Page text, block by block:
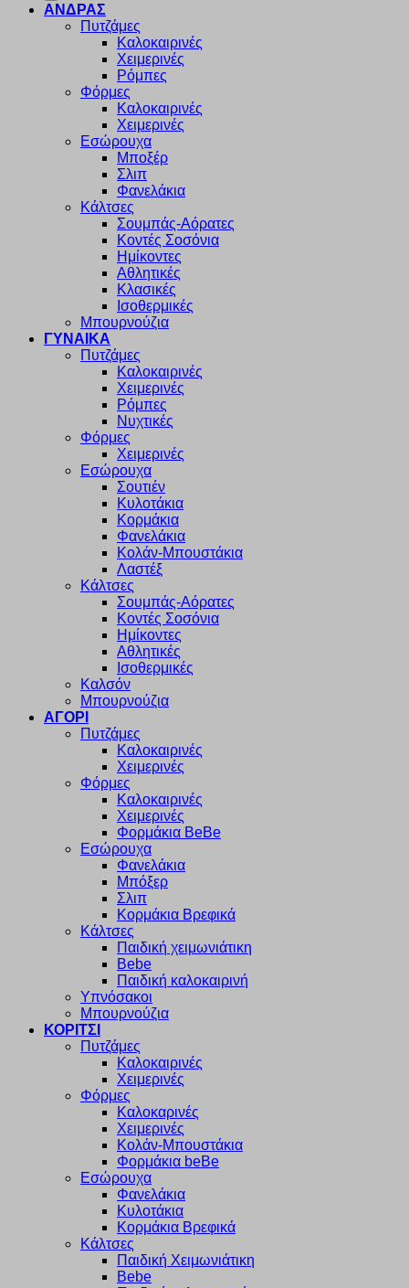
ΑΝΔΡΑΣ
Πυτζάμες
Καλοκαιρινές
Χειμερινές
Ρόμπες
Φόρμες
Καλοκαιρινές
Χειμερινές
Εσώρουχα
Μποξέρ
Σλιπ
Φανελάκια
Κάλτσες
Σουμπάς-Αόρατες
Κοντές Σοσόνια
Ημίκοντες
Αθλητικές
Κλασικές
Ισοθερμικές
Μπουρνούζια
ΓΥΝΑΙΚΑ
Πυτζάμες
Καλοκαιρινές
Χειμερινές
Ρόμπες
Νυχτικές
Φόρμες
Χειμερινές
Εσώρουχα
Σουτιέν
Κυλοτάκια
Κορμάκια
Φανελάκια
Κολάν-Μπουστάκια
Λαστέξ
Κάλτσες
Σουμπάς-Αόρατες
Κοντές Σοσόνια
Ημίκοντες
Αθλητικές
Ισοθερμικές
Καλσόν
Μπουρνούζια
ΑΓΟΡΙ
Πυτζάμες
Καλοκαιρινές
Χειμερινές
Φόρμες
Καλοκαιρινές
Χειμερινές
Φορμάκια BeBe
Εσώρουχα
Φανελάκια
Μπόξερ
Σλιπ
Κορμάκια Βρεφικά
Κάλτσες
Παιδική χειμωνιάτικη
Bebe
Παιδική καλοκαιρινή
Υπνόσακοι
Μπουρνούζια
ΚΟΡΙΤΣΙ
Πυτζάμες
Καλοκαιρινές
Χειμερινές
Φόρμες
Καλοκαρινές
Χειμερινές
Κολάν-Μπουστάκια
Φορμάκια beBe
Εσώρουχα
Φανελάκια
Κυλοτάκια
Κορμάκια Βρεφικά
Κάλτσες
Παιδική Χειμωνιάτικη
Bebe